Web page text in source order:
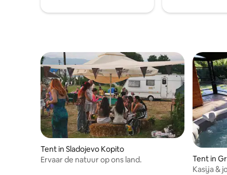
Montenegrijnse koninkrijk.
Tent in Sladojevo Kopito
Ervaar de natuur op ons land.
Tent in
Kasija &